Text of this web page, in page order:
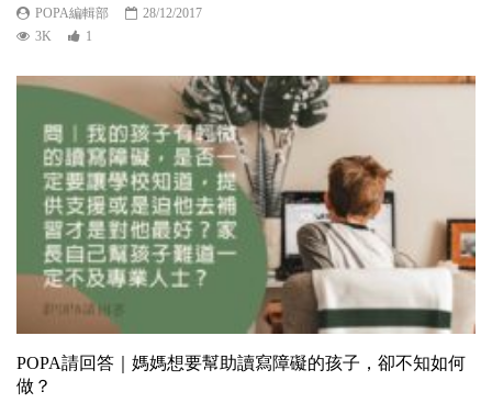
POPA編輯部
28/12/2017
3K
1
POPA請回答｜媽媽想要幫助讀寫障礙的孩子，卻不知如何
做？